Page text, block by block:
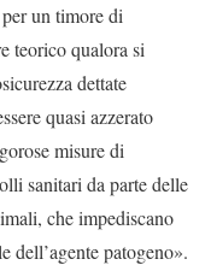
un timore di
teorico qualora si
dettate
quasi azzerato
misure di
sanitari da parte delle
che impediscano
dell’agente patogeno».